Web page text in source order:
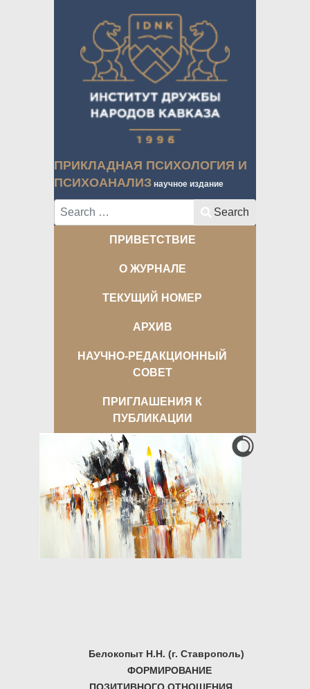
ПРИКЛАДНАЯ ПСИХОЛОГИЯ И
ПСИХОАНАЛИЗ научное издание
Search Search
ПРИВЕТСТВИЕ
О ЖУРНАЛЕ
ТЕКУЩИЙ НОМЕР
АРХИВ
НАУЧНО-РЕДАКЦИОННЫЙ
СОВЕТ
ПРИГЛАШЕНИЯ К
ПУБЛИКАЦИИ
Белокопыт Н.Н. (г. Ставрополь)
ФОРМИРОВАНИЕ